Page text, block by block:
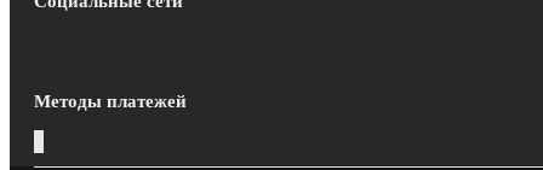
Методы платежей